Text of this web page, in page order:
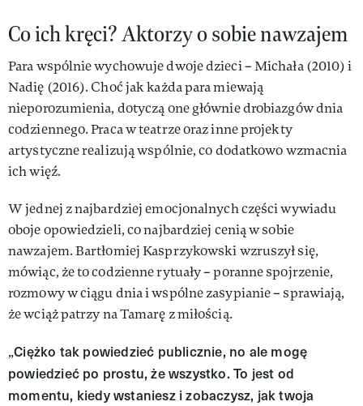
Co ich kręci? Aktorzy o sobie nawzajem
Para wspólnie wychowuje dwoje dzieci – Michała (2010) i
Nadię (2016). Choć jak każda para miewają
nieporozumienia, dotyczą one głównie drobiazgów dnia
codziennego. Praca w teatrze oraz inne projekty
artystyczne realizują wspólnie, co dodatkowo wzmacnia
ich więź.
W jednej z najbardziej emocjonalnych części wywiadu
oboje opowiedzieli, co najbardziej cenią w sobie
nawzajem. Bartłomiej Kasprzykowski wzruszył się,
mówiąc, że to codzienne rytuały – poranne spojrzenie,
rozmowy w ciągu dnia i wspólne zasypianie – sprawiają,
że wciąż patrzy na Tamarę z miłością.
„Ciężko tak powiedzieć publicznie, no ale mogę
powiedzieć po prostu, że wszystko. To jest od
momentu, kiedy wstaniesz i zobaczysz, jak twoja